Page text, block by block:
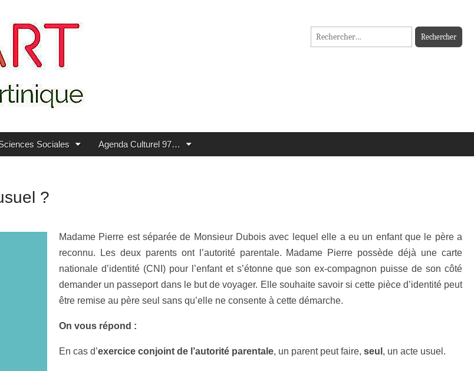
Rechercher :
Sociales Agenda Culturel 97…
?
Madame Pierre est séparée de Monsieur Dubois avec lequel elle a eu un enfant que le père a
reconnu. Les deux parents ont l’autorité parentale. Madame Pierre possède déjà une carte
nationale d’identité (CNI) pour l’enfant et s’étonne que son ex-compagnon puisse de son côté
demander un passeport dans le but de voyager. Elle souhaite savoir si cette pièce d’identité peut
être remise au père seul sans qu’elle ne consente à cette démarche.
On vous répond :
En cas d’exercice conjoint de l’autorité parentale, un parent peut faire, seul , un acte usuel.